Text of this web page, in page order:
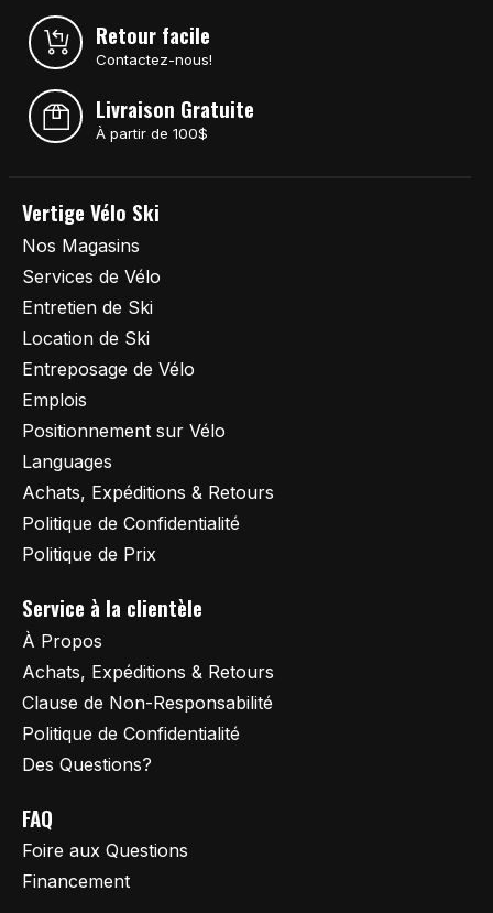
Retour facile
Contactez-nous!
Livraison Gratuite
À partir de 100$
Vertige Vélo Ski
Nos Magasins
Services de Vélo
Entretien de Ski
Location de Ski
Entreposage de Vélo
Emplois
Positionnement sur Vélo
Languages
Achats, Expéditions & Retours
Politique de Confidentialité
Politique de Prix
Service à la clientèle
À Propos
Achats, Expéditions & Retours
Clause de Non-Responsabilité
Politique de Confidentialité
Des Questions?
FAQ
Foire aux Questions
Financement